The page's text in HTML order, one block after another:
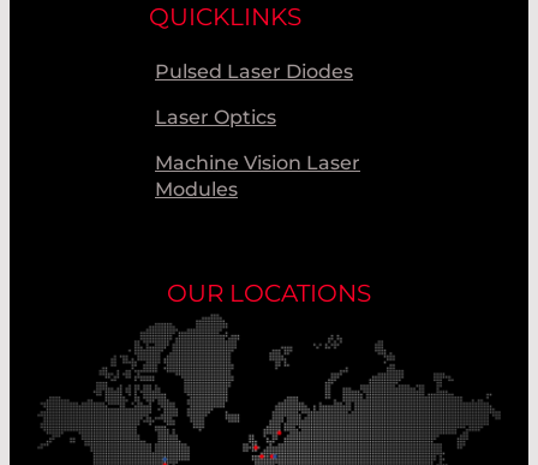
QUICKLINKS
Pulsed Laser Diodes
Laser Optics
Machine Vision Laser
Modules
OUR LOCATIONS